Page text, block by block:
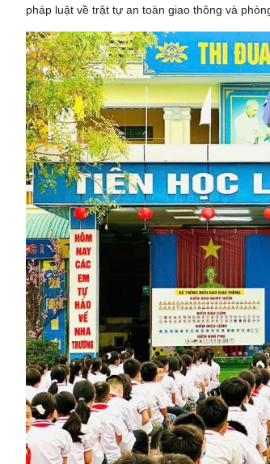
pháp luật về trật tự an toàn giao thông và